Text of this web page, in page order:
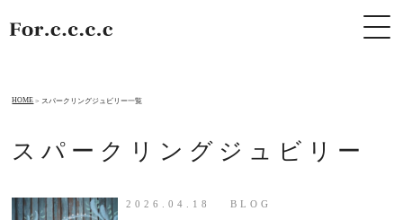
HOME スパークリングジュビリー一覧
スパークリングジュビリー
2026.04.18 BLOG